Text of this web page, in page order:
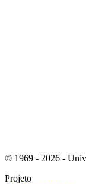
© 1969 - 2026 -
Projeto